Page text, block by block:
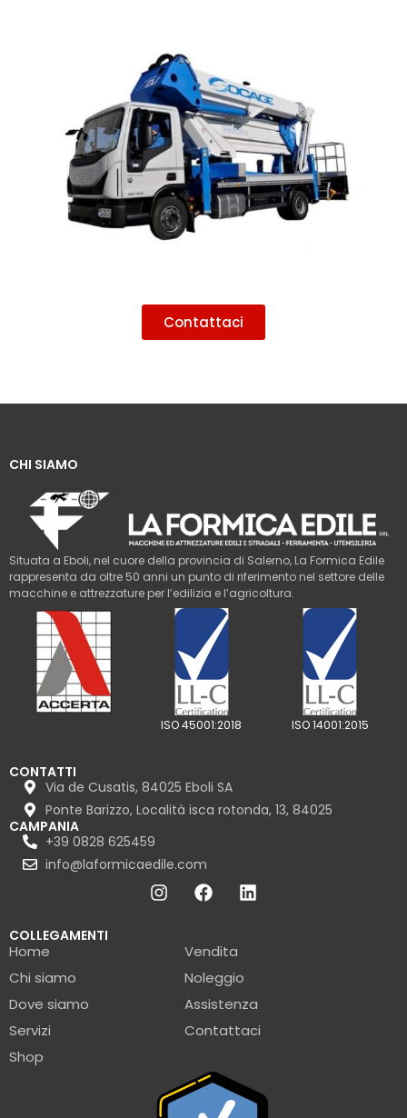
Contattaci
CHI SIAMO
Situata a Eboli, nel cuore della provincia di Salerno, La Formica Edile
rappresenta da oltre 50 anni un punto di riferimento nel settore delle
macchine e attrezzature per l’edilizia e l’agricoltura.
ISO 45001:2018 ISO 14001:2015
CONTATTI
Via de Cusatis, 84025 Eboli SA
Ponte Barizzo, Località isca rotonda, 13, 84025
CAMPANIA
+39 0828 625459
info@laformicaedile.com
COLLEGAMENTI
Home
Chi siamo
Dove siamo
Servizi
Shop
Vendita
Noleggio
Assistenza
Contattaci